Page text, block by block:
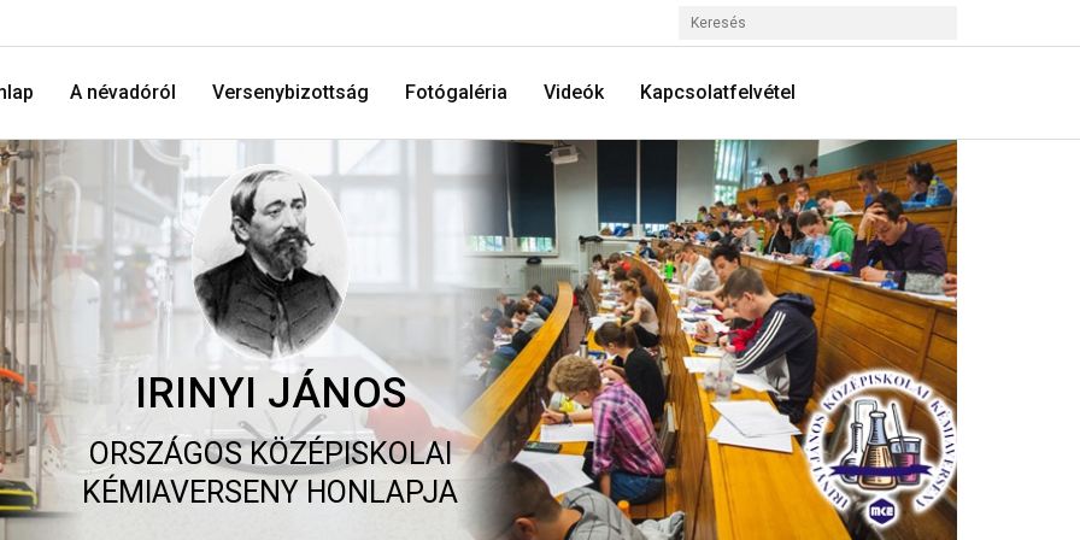
A névadóról Versenybizottság Fotógaléria Videók Kapcsolatfelvétel
IRINYI JÁNOS
ORSZÁGOS KÖZÉPISKOLAI
KÉMIAVERSENY HONLAPJA